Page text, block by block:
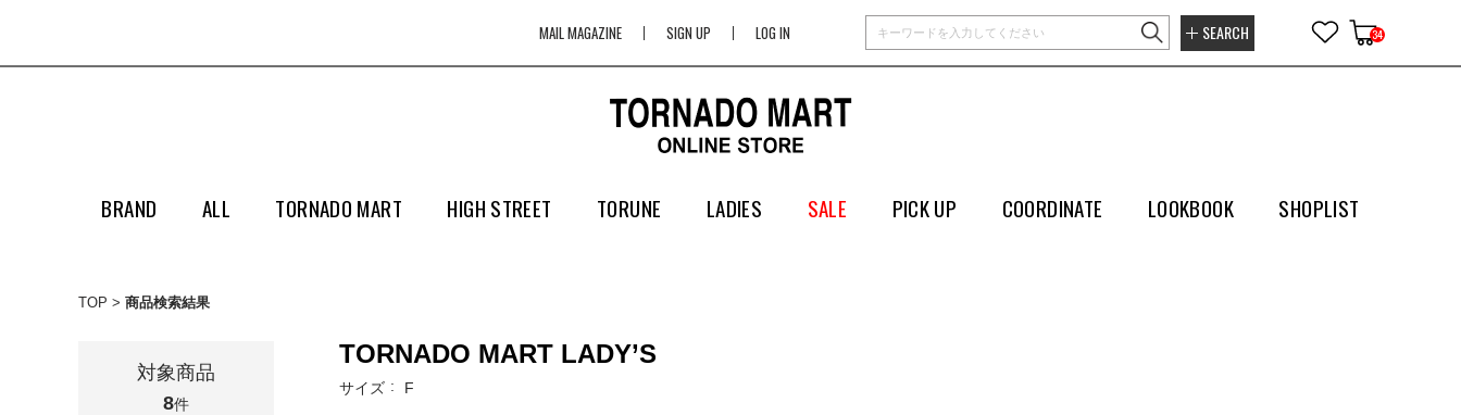
MAIL MAGAZINE SIGN UP LOG IN SEARCH 34
BRAND ALL TORNADO MART HIGH STREET TORUNE LADIES SALE PICK UP COORDINATE LOOKBOOK SHOPLIST
TOP 商品検索結果
対象商品
8件
TORNADO MART LADY’S
サイズ F